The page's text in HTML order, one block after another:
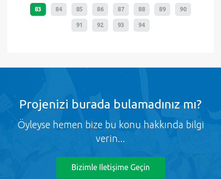
83 84 85 86 87 88 89 90
91 92 93 94
Projenizi burada bulamadınız mı?
Öyleyse hemen bize bu konu hakkında bilgi
verin...
Bizimle Iletişime Geçin